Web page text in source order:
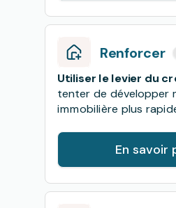
Renforcer
Utiliser le levier du
tenter de développer
immobilière plus
En savoir